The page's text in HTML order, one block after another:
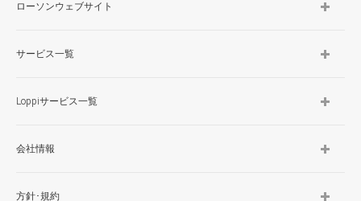
ローソンウェブサイト
サービス一覧
Loppiサービス一覧
会社情報
方針･規約